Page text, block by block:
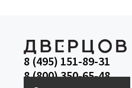
8 (495) 151-89-31
8 (800) 350-65-48